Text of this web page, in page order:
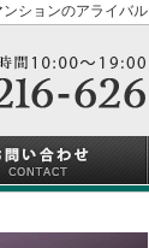
ンションのアライバル